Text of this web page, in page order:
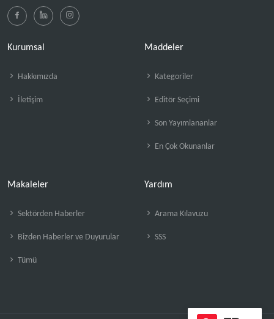
Kurumsal
Hakkımızda
İletişim
Maddeler
Kategoriler
Editör Seçimi
Son Yayımlananlar
En Çok Okunanlar
Makaleler
Sektörden Haberler
Bizden Haberler ve Duyurular
Tümü
Yardım
Arama Kılavuzu
SSS